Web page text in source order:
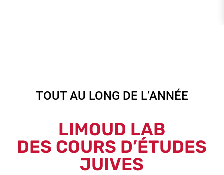
TOUT AU LONG DE L’ANNÉE
LIMOUD LAB
DES COURS D’ÉTUDES
JUIVES